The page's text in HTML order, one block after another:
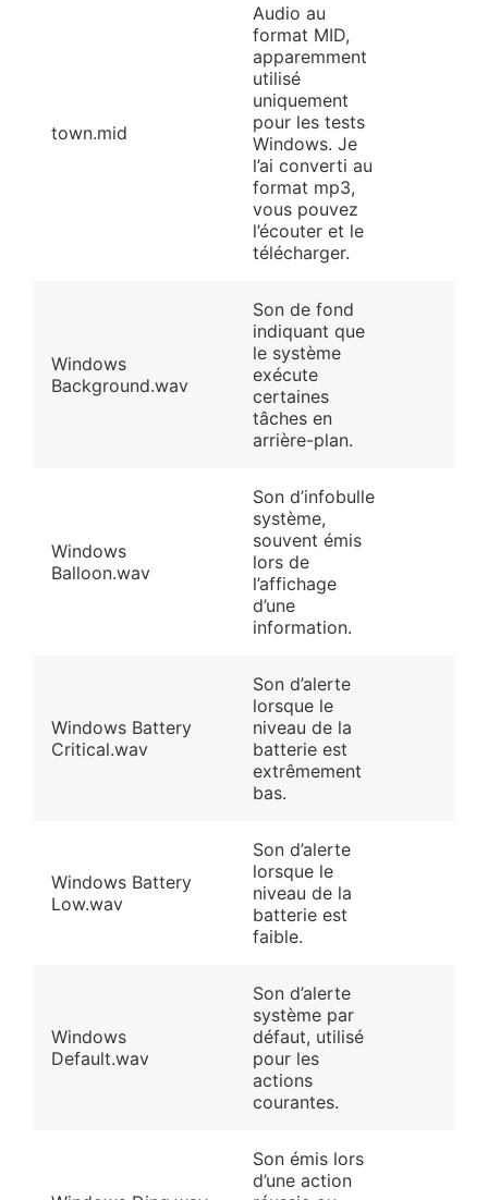
town.mid
Audio au
format MID,
apparemment
utilisé
uniquement
pour les tests
Windows. Je
l’ai converti au
format mp3,
vous pouvez
l’écouter et le
télécharger.
Windows
Background.wav
Son de fond
indiquant que
le système
exécute
certaines
tâches en
arrière-plan.
Windows
Balloon.wav
Son d’infobulle
système,
souvent émis
lors de
l’affichage
d’une
information.
Windows Battery
Critical.wav
Son d’alerte
lorsque le
niveau de la
batterie est
extrêmement
bas.
Windows Battery
Low.wav
Son d’alerte
lorsque le
niveau de la
batterie est
faible.
Windows
Default.wav
Son d’alerte
système par
défaut, utilisé
pour les
actions
courantes.
Son émis lors
d’une action